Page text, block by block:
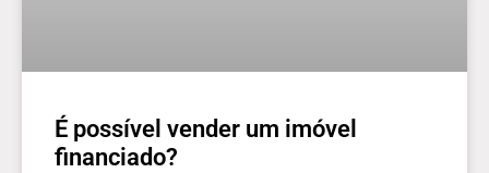
É possível vender um imóvel
financiado?